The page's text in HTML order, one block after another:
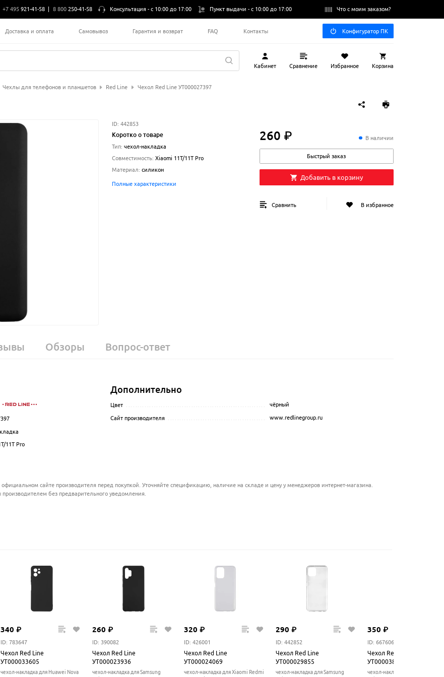
+7 495 921-41-58 8 800 250-41-58 Консультация -с 10:00 до 17:00 Пункт выдачи -с 10:00 до 17:00 Что с моим заказом?
Доставка и оплата Самовывоз Гарантия и возврат FAQ Контакты Конфигуратор ПК
Кабинет Сравнение Избранное Корзина
Чехлы для телефонов и планшетов Red Line Чехол Red Line УТ000027397
ID: 442853
Коротко о товаре
Тип: чехол-накладка
Совместимость: Xiaomi 11T/11T Pro
Материал: силикон
Полные характеристики
260 ₽260 ₽ В наличии
Быстрый заказ
Добавить в корзину
Сравнить В избранное
Обзоры Вопрос-ответ
11T Pro
Дополнительно
Цвет чёрный
Сайт производителя www.redlinegroup.ru
сайте производителя перед покупкой. Уточняйте спецификацию, наличие на складе и цену у менеджеров интернет-магазина.
без предварительного уведомления.
340 ₽
ID: 783647
Чехол Red Line
УТ000033605
чехол-накладка для Huawei Nova
260 ₽
ID: 390082
Чехол Red Line
УТ000023936
чехол-накладка для Samsung
320 ₽
ID: 426001
Чехол Red Line
УТ000024069
чехол-накладка для Xiaomi Redmi
290 ₽
ID: 442852
Чехол Red Line
УТ000029855
чехол-накладка для Samsung
350 ₽
ID: 667606
Чехол Red Line
УТ000038112
чехол-накладка для Samsung